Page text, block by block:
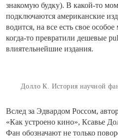
знакомую будку). В какой-то
подключаются американские
водится, на все есть свое
когда-то превратили дешевые
влиятельнейшие издания.
Долло К. История научной
Вслед за Эдвардом Россом,
«Как устроено кино», Ксавье
Фан обозначают не только